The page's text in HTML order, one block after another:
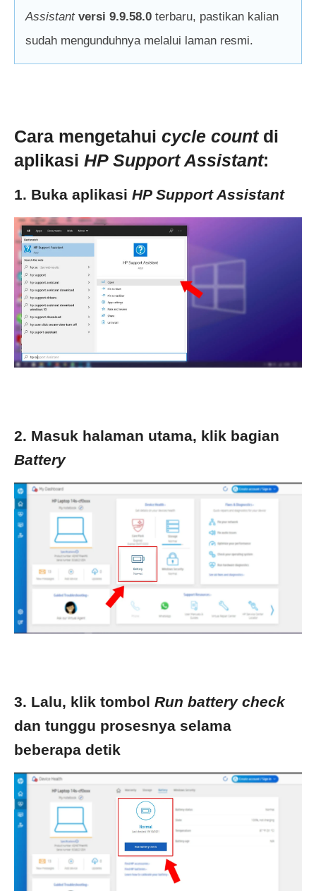
Assistant versi 9.9.58.0 terbaru, pastikan kalian
sudah mengunduhnya melalui laman resmi.
Cara mengetahui cycle count di
aplikasi HP Support Assistant:
1. Buka aplikasi HP Support Assistant
2. Masuk halaman utama, klik bagian
Battery
3. Lalu, klik tombol Run battery check
dan tunggu prosesnya selama
beberapa detik